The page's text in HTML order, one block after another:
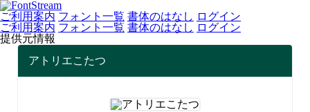
ご利用案内 フォント一覧 書体のはなし ログイン
ご利用案内 フォント一覧 書体のはなし ログイン
提供元情報
アトリエこたつ